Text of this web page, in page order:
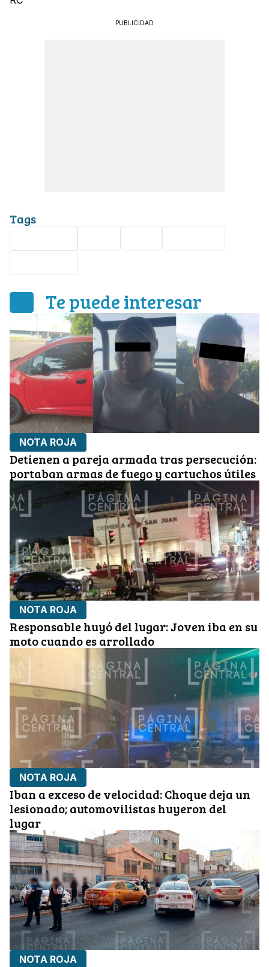
PUBLICIDAD
Tags
Te puede interesar
NOTA ROJA
Detienen a pareja armada tras persecución:
portaban armas de fuego y cartuchos útiles
NOTA ROJA
Responsable huyó del lugar: Joven iba en su
moto cuando es arrollado
NOTA ROJA
Iban a exceso de velocidad: Choque deja un
lesionado; automovilistas huyeron del
lugar
NOTA ROJA